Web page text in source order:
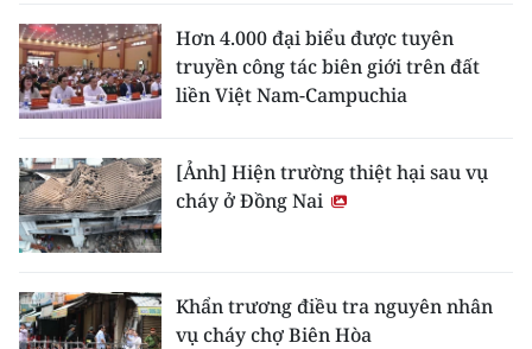
Hơn 4.000 đại biểu được tuyên
truyền công tác biên giới trên đất
liền Việt Nam-Campuchia
[Ảnh] Hiện trường thiệt hại sau vụ
cháy ở Đồng Nai
Khẩn trương điều tra nguyên nhân
vụ cháy chợ Biên Hòa